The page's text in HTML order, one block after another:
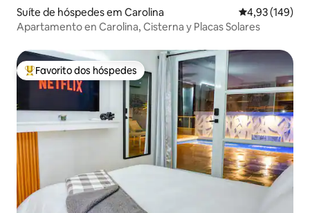
Suíte de hóspedes em Carolina Classificação
4,93 (149)
Apartamento en Carolina, Cisterna y Placas Solares
Favoritos dos hóspedes mais apreciados
Favorito dos hóspedes